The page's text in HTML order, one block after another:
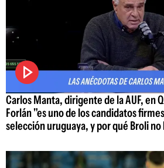
Carlos Manta, dirigente de la AUF, en
Forlán "es uno de los candidatos
selección uruguaya, y por qué Broli